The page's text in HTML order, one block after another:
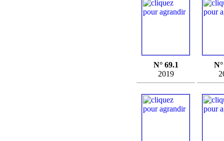
N° 69.1
2019